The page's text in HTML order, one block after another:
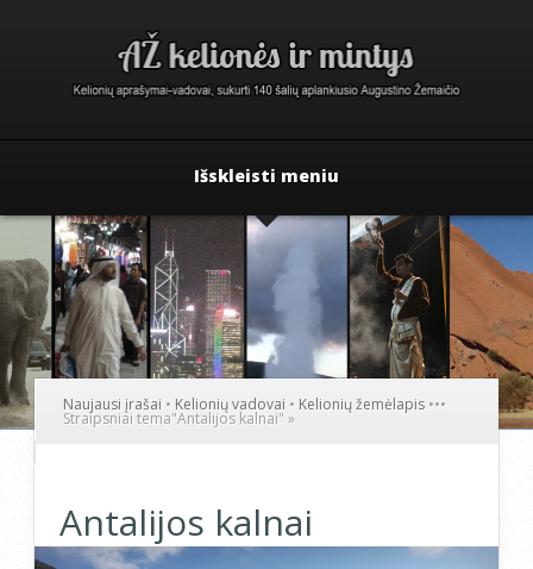
Išskleisti meniu
Naujausi įrašai • Kelionių vadovai • Kelionių žemėlapis •••
Straipsniai tema"Antalijos kalnai" »
Antalijos kalnai